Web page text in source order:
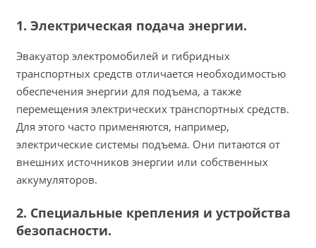
1. Электрическая подача энергии.
Эвакуатор электромобилей и гибридных
транспортных средств отличается необходимостью
обеспечения энергии для подъема, а также
перемещения электрических транспортных средств.
Для этого часто применяются, например,
электрические системы подъема. Они питаются от
внешних источников энергии или собственных
аккумуляторов.
2. Специальные крепления и устройства
безопасности.